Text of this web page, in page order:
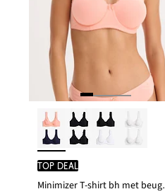
TOP DEAL
Minimizer